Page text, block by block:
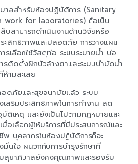
าลสำหรับห้องปฏิบัติการ (Sanitary
work for laboratories) ถือเป็น
บสามารถดำเนินงานด้านวิจัยหรือ
ะสิทธิภาพและปลอดภัย การวางแผน
รเลือกใช้วัสดุท่อ ระบบระบายน้ำ บ่อ
รติดตั้งฝักบัวล้างตาและระบบบำบัดน้ำ
ามละเลย
อดภัยและสุขอนามัยแล้ว ระบบ
สริมประสิทธิภาพในการทำงาน ลด
บัติเหตุ และยังเป็นไปตามกฎหมายและ
มื่อเลือกผู้ให้บริการที่มีประสบการณ์และ
พ บุคลากรในห้องปฏิบัติการก็จะ
มั่นใจ ผนวกกับการบำรุงรักษาที่
บสุขาภิบาลยังคงคุณภาพและรองรับ